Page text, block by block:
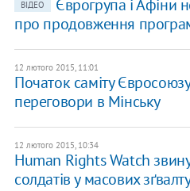
ВІДЕО
Єврогрупа і Афіни
про продовження
12 лютого 2015, 11:01
Початок саміту
переговори в Мінську
12 лютого 2015, 10:34
Human Rights Watch
солдатів у масових